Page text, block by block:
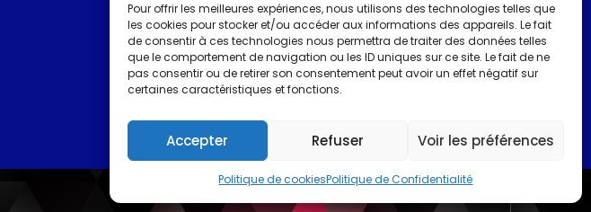
Pour offrir les meilleures expériences, nous utilisons des technologies telles que
les cookies pour stocker et/ou accéder aux informations des appareils. Le fait
de consentir à ces technologies nous permettra de traiter des données telles
que le comportement de navigation ou les ID uniques sur ce site. Le fait de ne
pas consentir ou de retirer son consentement peut avoir un effet négatif sur
certaines caractéristiques et fonctions.
Accepter Refuser Voir les préférences
Politique de cookiesPolitique de Confidentialité